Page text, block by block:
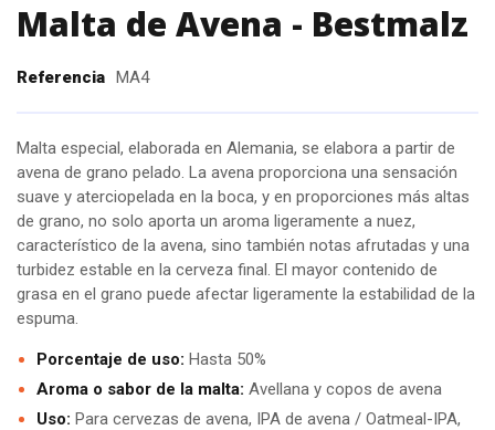
Malta de Avena - Bestmalz
Referencia MA4
Malta especial, elaborada en Alemania, se elabora a partir de
avena de grano pelado. La avena proporciona una sensación
suave y aterciopelada en la boca, y en proporciones más altas
de grano, no solo aporta un aroma ligeramente a nuez,
característico de la avena, sino también notas afrutadas y una
turbidez estable en la cerveza final. El mayor contenido de
grasa en el grano puede afectar ligeramente la estabilidad de la
espuma.
Porcentaje de uso: Hasta 50%
Aroma o sabor de la malta: Avellana y copos de avena
Uso: Para cervezas de avena, IPA de avena / Oatmeal-IPA,